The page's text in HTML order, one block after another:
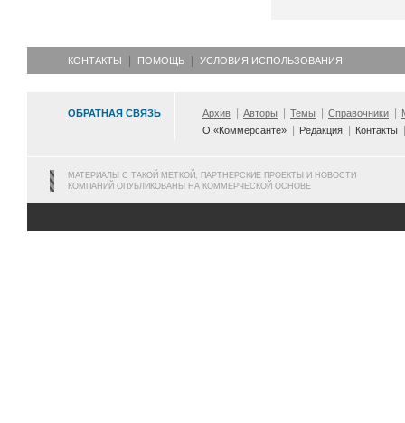
КОНТАКТЫ ПОМОЩЬ УСЛОВИЯ ИСПОЛЬЗОВАНИЯ
ОБРАТНАЯ СВЯЗЬ Архив Авторы Темы Справочники
О «Коммерсанте»
Редакция Контакты
МАТЕРИАЛЫ С ТАКОЙ МЕТКОЙ, ПАРТНЕРСКИЕ ПРОЕКТЫ И НОВОСТИ
КОМПАНИЙ ОПУБЛИКОВАНЫ НА КОММЕРЧЕСКОЙ ОСНОВЕ